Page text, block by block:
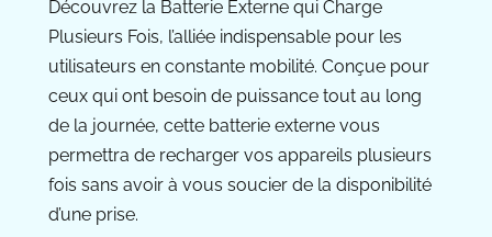
Découvrez la Batterie Externe qui Charge
Plusieurs Fois, l’alliée indispensable pour les
utilisateurs en constante mobilité. Conçue pour
ceux qui ont besoin de puissance tout au long
de la journée, cette batterie externe vous
permettra de recharger vos appareils plusieurs
fois sans avoir à vous soucier de la disponibilité
d’une prise.